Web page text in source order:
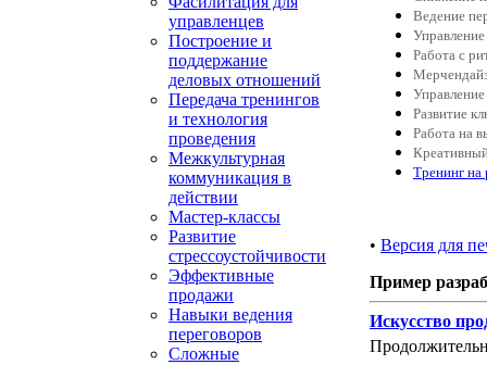
управленцев
Построение и
поддержание
деловых отношений
Передача тренингов
и технология
проведения
Межкультурная
коммуникация в
действии
Мастер-классы
Развитие
стрессоустойчивости
Эффективные
продажи
Навыки ведения
переговоров
Сложные
Ведение
Работа с
Развитие
Работа на
Тренинг на
• Версия для
Пример
Искусство